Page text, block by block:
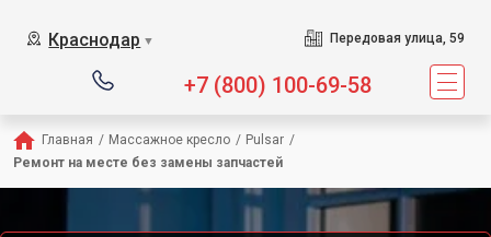
Краснодар ▼ Передовая улица, 59
+7 (800) 100-69-58
Главная / Массажное кресло / Pulsar /
Ремонт на месте без замены запчастей